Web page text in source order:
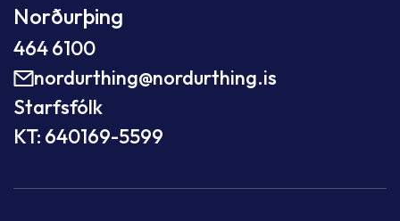
Norðurþing
464 6100
nordurthing@nordurthing.is
Starfsfólk
KT: 640169-5599